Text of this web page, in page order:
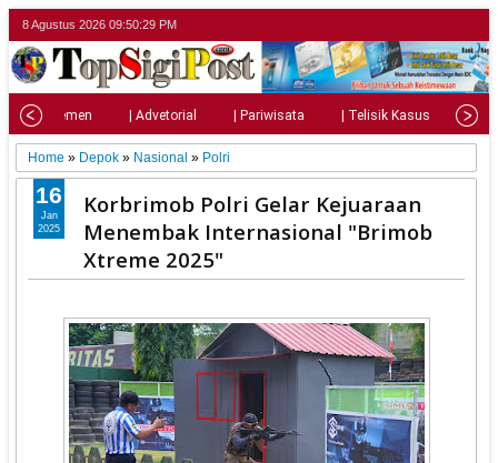
8 Agustus 2026 09:50:30 PM
| Parlemen | Advetorial | Pariwisata | Telisik Kasus |
Home » Depok » Nasional » Polri
Korbrimob Polri Gelar Kejuaraan
Menembak Internasional "Brimob
Xtreme 2025"
16
Jan
2025